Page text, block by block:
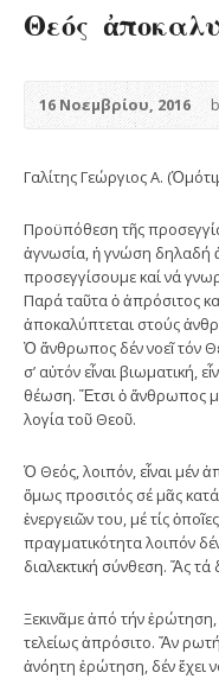
Θεός
16 Νοεμβρίου, 2016
Γαλίτης Γεώργιος Α.
Προϋπόθεση τῆς
ἀγνωσία, ἡ γνώση δηλαδή
προσεγγίσουμε καί νά
Παρά ταῦτα ὁ ἀπρόσιτος
ἀποκαλύπτεται στούς
Ὁ ἄνθρωπος δέν νοεῖ τόν
σ’ αὐτόν εἶναι βιωματική,
θέωση. Ἔτσι ὁ ἄνθρωπος
λογία τοῦ Θεοῦ.
Ὁ Θεός, λοιπόν, εἶναι μέν
ὅμως προσιτός σέ μᾶς κατά
ἐνεργειῶν του, μέ τίς
πραγματικότητα λοιπόν
διαλεκτική σύνθεση. Ἄς
Ξεκινᾶμε ἀπό τήν ἐρώτηση,
τελείως ἀπρόσιτο. Ἄν
ἀνόητη ἐρώτηση, δέν ἔχει